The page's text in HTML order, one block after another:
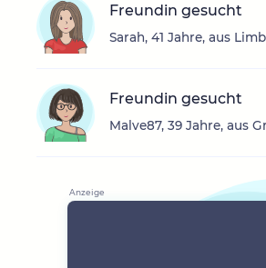
Freundin gesucht
Sarah, 41 Jahre, aus
Freundin gesucht
Malve87, 39 Jahre, aus